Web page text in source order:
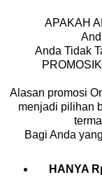
APAKAH
Anda Tidak
Alasan promosi
menjadi pilihan
Bagi Anda
HANYA